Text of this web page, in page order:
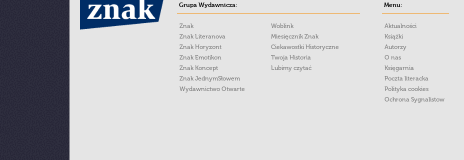
Grupa Wydawnicza:
Znak
Znak Literanova
Znak Horyzont
Znak Emotikon
Znak Koncept
Znak JednymSłowem
Wydawnictwo Otwarte
Woblink
Miesięcznik Znak
Ciekawostki Historyczne
Twoja Historia
Lubimy czytać
Menu:
Aktualności
Książki
Autorzy
O nas
Księgarnia
Poczta literacka
Polityka cookies
Ochrona Sygnalistow